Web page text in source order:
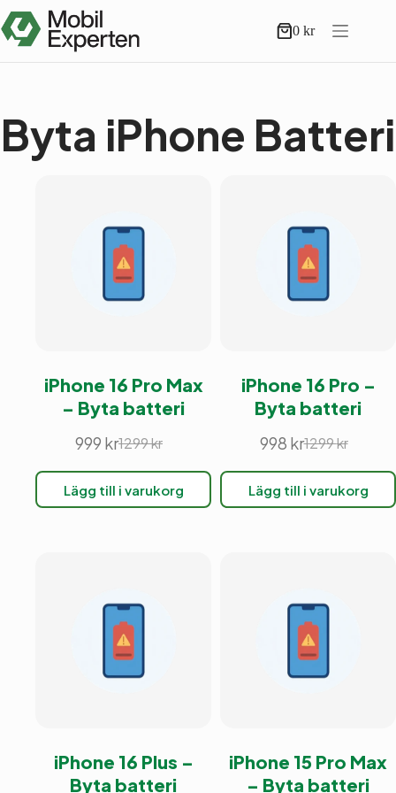
till
innehåll
Varukorg
0kr
Byta iPhone Batteri
iPhone 16 Pro Max
– Byta batteri
1299kr
Det
ursprungliga
priset
var:
999 kr Det
nuvarande
priset
är:
Lägg till i varukorg
iPhone 16 Pro –
Byta batteri
1299kr
Det
priset
var:
998 krDet
nuvarande
priset
är:
Lägg till i varukorg
iPhone 16 Plus –
Byta batteri
iPhone 15 Pro Max
– Byta batteri